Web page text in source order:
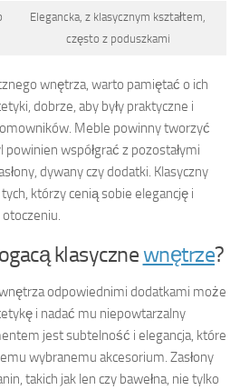
Elegancka, z klasycznym kształtem,
często z poduszkami
wnętrza, warto pamiętać o ich
dobrze, aby były praktyczne i
Meble powinny tworzyć
powinien współgrać z pozostałymi
dywany czy dodatki. Klasyczny
którzy cenią sobie elegancję i
klasycznewnętrze?
odpowiednimi dodatkami może
i nadać mu niepowtarzalny
jest subtelność i elegancja, które
wybranemu akcesorium. Zasłony
takich jak len czy bawełna, nie tylko